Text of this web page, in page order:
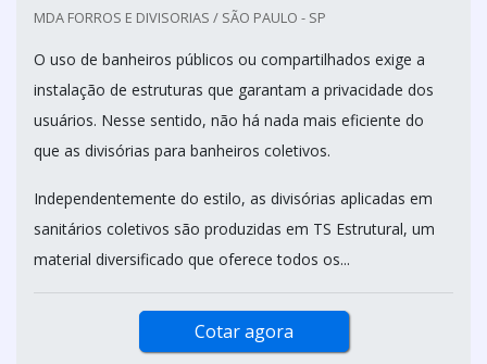
MDA FORROS E DIVISORIAS / SÃO PAULO - SP
O uso de banheiros públicos ou compartilhados exige a
instalação de estruturas que garantam a privacidade dos
usuários. Nesse sentido, não há nada mais eficiente do
que as divisórias para banheiros coletivos.
Independentemente do estilo, as divisórias aplicadas em
sanitários coletivos são produzidas em TS Estrutural, um
material diversificado que oferece todos os...
Cotar agora